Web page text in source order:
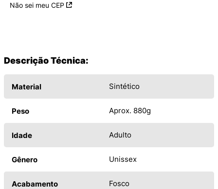
Não sei meu CEP
Descrição Técnica:
Material Sintético
Peso Aprox. 880g
Idade Adulto
Gênero Unissex
Acabamento Fosco